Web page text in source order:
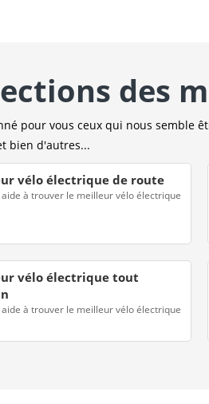
des
pour vous ceux qui nous semble
bien d'autres...
vélo électrique de route
aide à trouver le meilleur vélo électrique
vélo électrique tout
aide à trouver le meilleur vélo électrique